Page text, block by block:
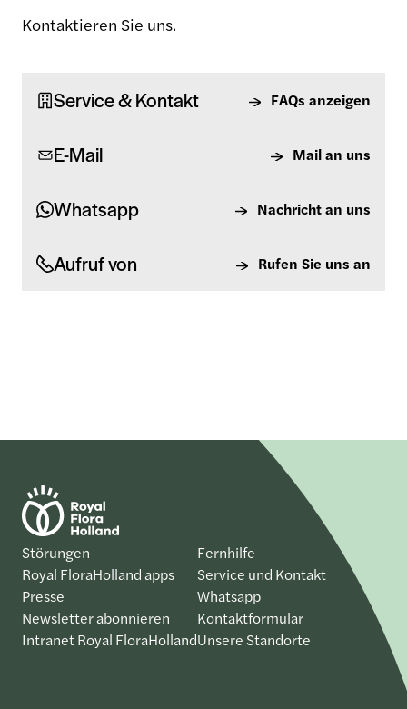
Kontaktieren Sie uns.
Service & Kontakt FAQs anzeigen
E-Mail Mail an uns
Whatsapp Nachricht an uns
Aufruf von Rufen Sie uns an
Störungen
Royal FloraHolland apps
Presse
Newsletter abonnieren
Intranet Royal FloraHolland
Fernhilfe
Service und Kontakt
Whatsapp
Kontaktformular
Unsere Standorte